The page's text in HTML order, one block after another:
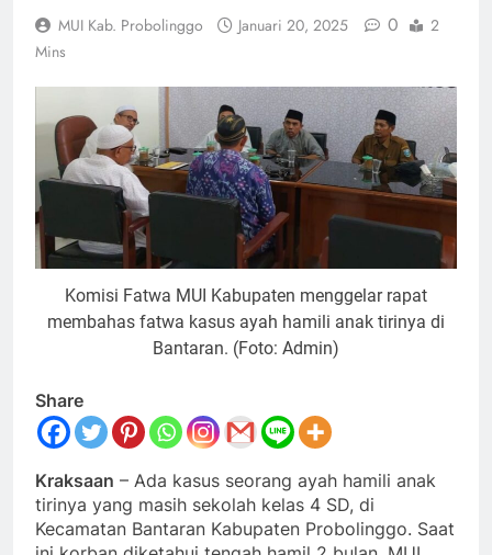
MUI Kab. Probolinggo Januari 20, 2025 0
2
Mins
Komisi Fatwa MUI Kabupaten menggelar rapat
membahas fatwa kasus ayah hamili anak tirinya di
Bantaran. (Foto: Admin)
Share
Kraksaan – Ada kasus seorang ayah hamili anak
tirinya yang masih sekolah kelas 4 SD, di
Kecamatan Bantaran Kabupaten Probolinggo. Saat